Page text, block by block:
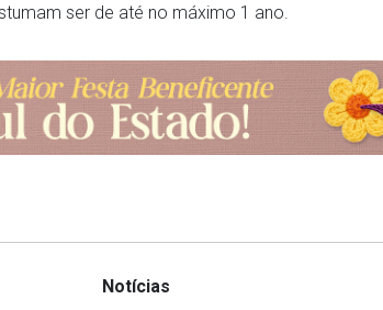
ser de até no máximo 1 ano.
Notícias